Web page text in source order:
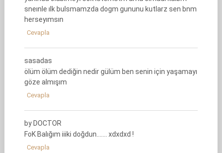
sneınle ılk bulsmamzda dogm gununu kutlarz sen bnm
herseyımsın
Cevapla
sasadas
ölüm ölüm dediğin nedir gülüm ben senin için yaşamayı
göze almışım
Cevapla
by DOCTOR
FoK Balığım iiiki doğdun……. xdxdxd !
Cevapla